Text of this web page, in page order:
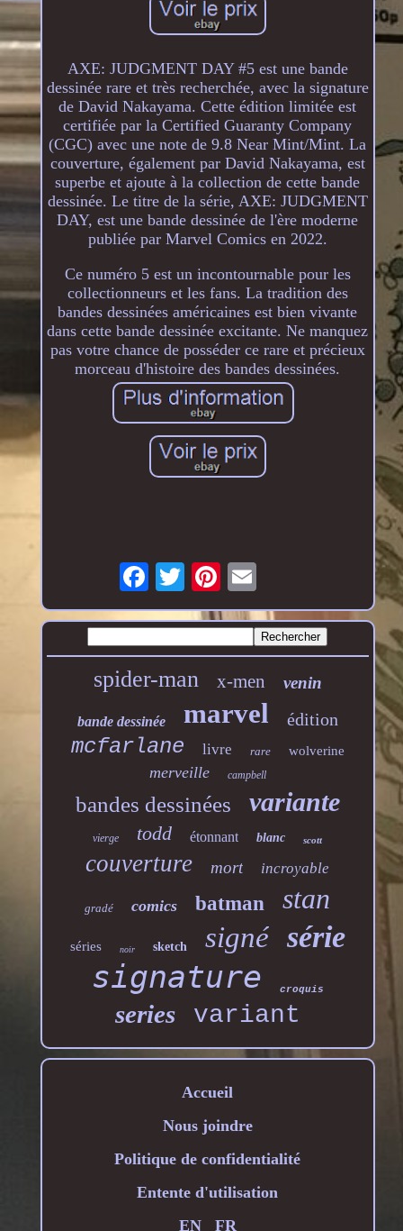
AXE: JUDGMENT DAY #5 est une bande
dessinée rare et très recherchée, avec la signature
de David Nakayama. Cette édition limitée est
certifiée par la Certified Guaranty Company
(CGC) avec une note de 9.8 Near Mint/Mint. La
couverture, également par David Nakayama, est
superbe et ajoute à la collection de cette bande
dessinée. Le titre de la série, AXE: JUDGMENT
DAY, est une bande dessinée de l'ère moderne
publiée par Marvel Comics en 2022.
Ce numéro 5 est un incontournable pour les
collectionneurs et les fans. La tradition des
bandes dessinées américaines est bien vivante
dans cette bande dessinée excitante. Ne manquez
pas votre chance de posséder ce rare et précieux
morceau d'histoire des bandes dessinées.
spider-man x-men venin
bande dessinée marvel édition
mcfarlane livre rare wolverine
merveille campbell
bandes dessinées variante
vierge todd étonnant blanc scott
couverture mort incroyable
gradé comics batman stan
séries noir sketch signé série
signature croquis
series variant
Accueil
Nous joindre
Politique de confidentialité
Entente d'utilisation
EN
FR